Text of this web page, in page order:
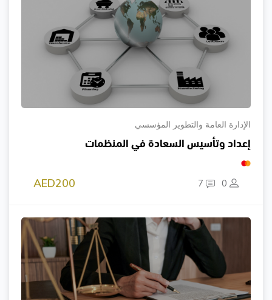
الإدارة العامة والتطوير المؤسسي
إعداد وتأسيس السعادة في المنظمات
0
7
AED200